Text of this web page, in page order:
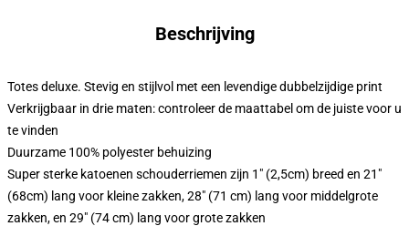
Beschrijving
Totes deluxe. Stevig en stijlvol met een levendige dubbelzijdige print
Verkrijgbaar in drie maten: controleer de maattabel om de juiste voor u
te vinden
Duurzame 100% polyester behuizing
Super sterke katoenen schouderriemen zijn 1" (2,5cm) breed en 21"
(68cm) lang voor kleine zakken, 28" (71 cm) lang voor middelgrote
zakken, en 29" (74 cm) lang voor grote zakken